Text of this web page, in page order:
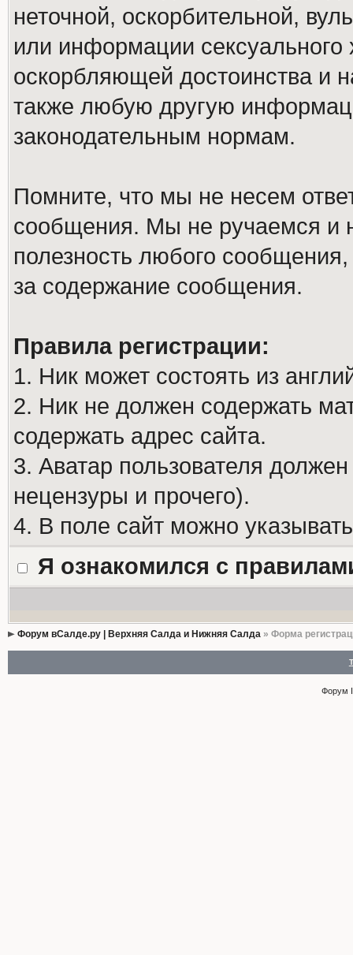
неточной, оскорбительной,
или информации
оскорбляющей достоинства и
также любую другую
законодательным нормам.
Помните, что мы не несем
сообщения. Мы не ручаемся и
полезность любого
за содержание сообщения.
Правила регистрации:
1. Ник может состоять из
2. Ник не должен содержать
содержать адрес сайта.
3. Аватар пользователя
нецензуры и прочего).
4. В поле сайт можно
Я ознакомился с
Форум вСалде.ру | Верхняя Салда и Нижняя Салда» Форма
Форум